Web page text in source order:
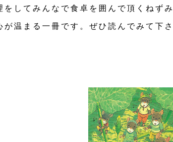
してみんなで食卓を囲んで頂くねずみ
温まる一冊です。ぜひ読んでみて下さ